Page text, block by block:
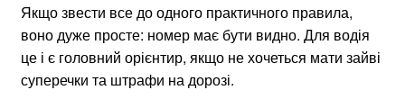
Якщо звести все до одного практичного правила,
воно дуже просте: номер має бути видно. Для водія
це і є головний орієнтир, якщо не хочеться мати зайві
суперечки та штрафи на дорозі.